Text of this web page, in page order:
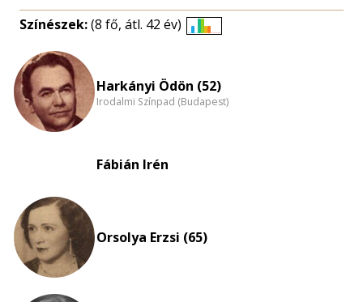
Színészek:(8 fő, átl. 42 év)
nagyítása
Harkányi Ödön (52)
Irodalmi Színpad (Budapest)
Fábián Irén
Orsolya Erzsi (65)